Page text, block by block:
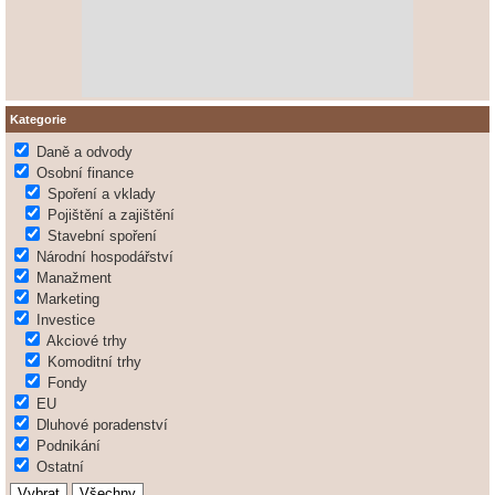
Kategorie
Daně a odvody
Osobní finance
Spoření a vklady
Pojištění a zajištění
Stavební spoření
Národní hospodářství
Manažment
Marketing
Investice
Akciové trhy
Komoditní trhy
Fondy
EU
Dluhové poradenství
Podnikání
Ostatní